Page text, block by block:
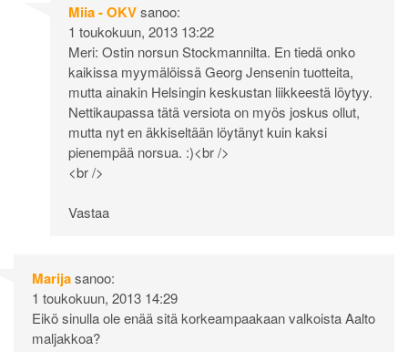
Miia - OKVsanoo:
1 toukokuun, 2013 13:22
Meri: Ostin norsun Stockmannilta. En tiedä onko
kaikissa myymälöissä Georg Jensenin tuotteita,
mutta ainakin Helsingin keskustan liikkeestä löytyy.
Nettikaupassa tätä versiota on myös joskus ollut,
mutta nyt en äkkiseltään löytänyt kuin kaksi
pienempää norsua. :)<br />
<br />
Vastaa
Marijasanoo:
1 toukokuun, 2013 14:29
Eikö sinulla ole enää sitä korkeampaakaan valkoista Aalto
maljakkoa?